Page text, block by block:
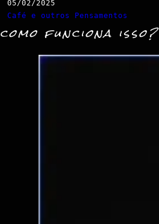
05/02/2025
Café e outros Pensamentos
como funciona isso?